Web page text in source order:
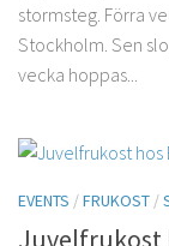
stormsteg. Förra
Stockholm. Sen
vecka hoppas...
EVENTS /FRUKOST /
Juvelfrukost